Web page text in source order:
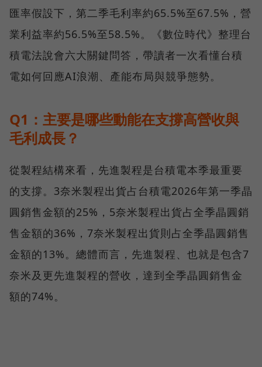
匯率假設下，第二季毛利率約65.5%至67.5%，營
業利益率約56.5%至58.5%。《數位時代》整理台
積電法說會六大關鍵問答，帶讀者一次看懂台積
電如何回應AI浪潮、產能布局與競爭態勢。
Q1：主要是哪些動能在支撐高營收與
毛利成長？
從製程結構來看，先進製程是台積電本季最重要
的支撐。3奈米製程出貨占台積電2026年第一季晶
圓銷售金額的25%，5奈米製程出貨占全季晶圓銷
售金額的36%，7奈米製程出貨則占全季晶圓銷售
金額的13%。總體而言，先進製程、也就是包含7
奈米及更先進製程的營收，達到全季晶圓銷售金
額的74%。